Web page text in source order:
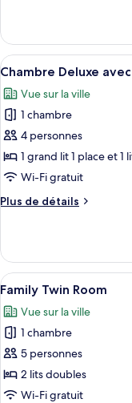
le
type
de
Standard
Twin
Room
Afficher
toutes
les
photos
pour
ce
type
chambre :
avec
lits
jumeaux
9
Chambre Deluxe
Vue sur la ville
1 chambre
4 personnes
1 grand lit 1 place et 1
Wi-Fi gratuit
Plus de détails
Plus
le
type
de
chambre
Chambre
Deluxe
avec
lits
jumeaux
Afficher
toutes
les
photos
pour
ce
type
14
Family Twin Room
Vue sur la ville
1 chambre
5 personnes
2 lits doubles
Wi-Fi gratuit